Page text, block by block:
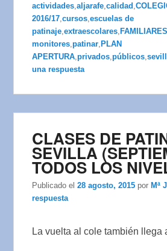
actividades ,aljarafe ,calidad ,
2016/17 ,cursos ,escuelas de
patinaje ,extraescolares ,FAMILIARES
monitores ,patinar ,PLAN
APERTURA ,privados ,públicos ,
una respuesta
CLASES DE
SEVILLA
TODOS LOS
Publicado el28 agosto, 2015 por Mª
respuesta
La vuelta al cole también llega